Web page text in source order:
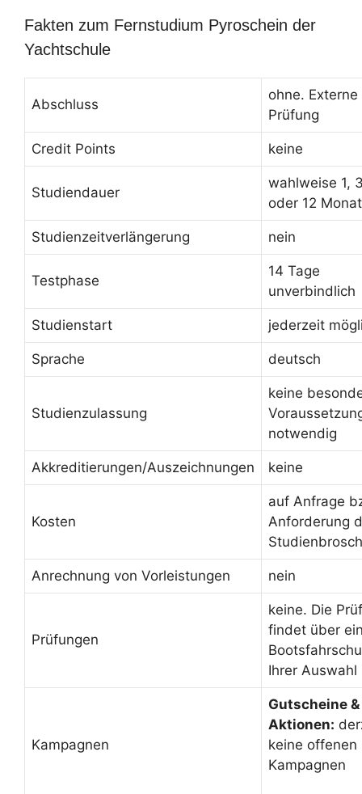
Fakten zum Fernstudium Pyroschein der
Yachtschule
Abschluss
ohne. Externe
Prüfung
Credit Points keine
Studiendauer
wahlweise 1,
oder 12
Studienzeitverlängerung nein
Testphase
14 Tage
unverbindlich
Studienstart jederzeit
Sprache deutsch
Studienzulassung
keine
notwendig
Akkreditierungen/Auszeichnungen keine
Kosten
auf Anfrage
Anforderung
Anrechnung von Vorleistungen nein
Prüfungen
keine. Die
findet über
Ihrer
Kampagnen
Gutscheine &
Aktionen:
keine offenen
Kampagnen